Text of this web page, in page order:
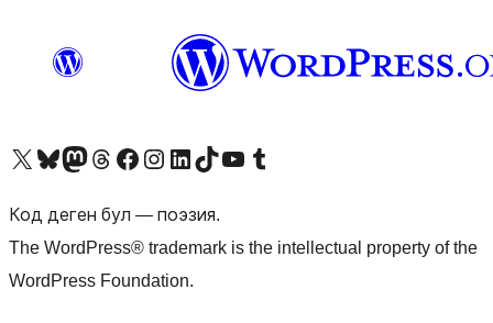
Visit our X (formerly Twitter) account
Visit our Bluesky account
Биздин Mastodon түрмөгүбүзгө баш багыңыз
Visit our Threads account
Биздин Facebook баракчабызга кириңиз
Биздин Instagram баракчабызга баш багыңыз
Биздин LinkedIn баракчабызга баш багыңыз
Visit our TikTok account
Visit our YouTube channel
Visit our Tumblr account
Код деген бул — поэзия.
The WordPress® trademark is the intellectual property of the
WordPress Foundation.